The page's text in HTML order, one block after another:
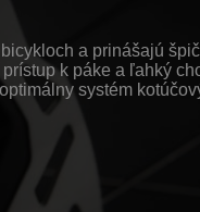
a prinášajú
k páke a ľahký
systém